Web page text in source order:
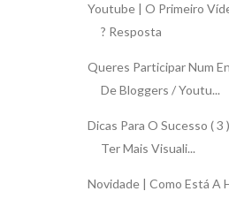
Youtube | O Primeiro
? Resposta
Queres Participar Num
De Bloggers / Youtu...
Dicas Para O Sucesso ( 3
Ter Mais Visuali...
Novidade | Como Está A